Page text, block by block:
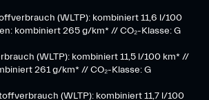
(WLTP): kombiniert 11,6 l/100
kombiniert 265 g/km* // CO₂-Klasse: G
(WLTP): kombiniert 11,5 l/100 km* //
261 g/km* // CO₂-Klasse: G
(WLTP): kombiniert 11,7 l/100